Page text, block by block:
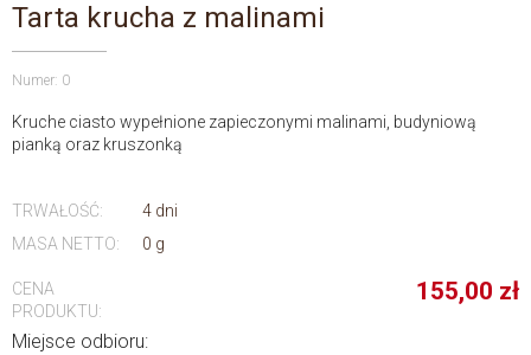
Tarta krucha z malinami
Numer: 0
Kruche ciasto wypełnione zapieczonymi malinami, budyniową
pianką oraz kruszonką
TRWAŁOŚĆ:
4 dni
MASA NETTO:
0 g
CENA
PRODUKTU:
155,00 zł
Miejsce odbioru: